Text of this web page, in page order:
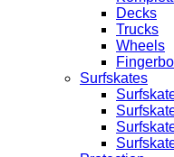
Decks
Trucks
Wheels
Surfskates